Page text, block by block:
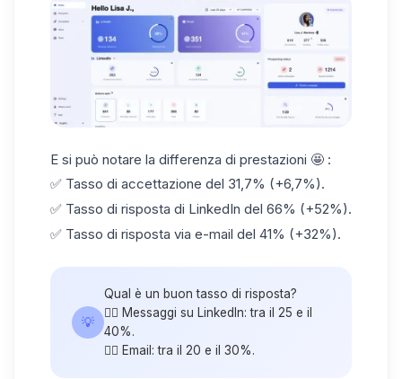
E si può notare la differenza di prestazioni 🤩 :
✅ Tasso di accettazione del 31,7% (+6,7%).
✅ Tasso di risposta di LinkedIn del 66% (+52%).
✅ Tasso di risposta via e-mail del 41% (+32%).
💡
Qual è un buon tasso di risposta?
👉🏼 Messaggi su LinkedIn: tra il 25 e il
40%.
👉🏼 Email: tra il 20 e il 30%.